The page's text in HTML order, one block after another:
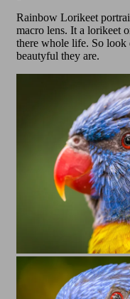
Rainbow Lorikeet
macro lens. It a lorikeet
there whole life. So look
beautyful they are.